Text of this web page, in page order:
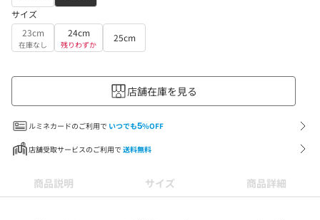
サイズ
23cm
在庫なし
24cm
残りわずか
25cm
店舗在庫を見る
ルミネカードのご利用で いつでも5%OFF
店舗受取サービスのご利用で 送料無料
商品説明 サイズ 商品詳細